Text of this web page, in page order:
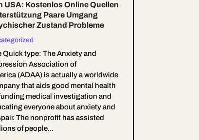
USA: Kostenlos Online Quellen
Paare Umgang
Zustand Probleme
Quick type: The Anxiety and
Association of
(ADAA) is actually a worldwide
that aids good mental health
medical investigation and
everyone about anxiety and
The nonprofit has assisted
of people...